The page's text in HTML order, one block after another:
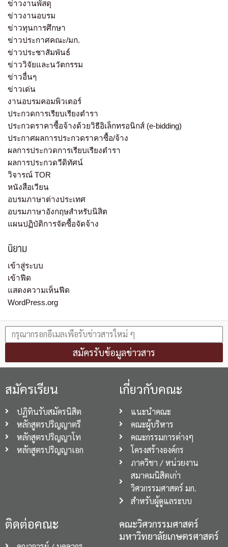
ข่าวงานพัสดุ
ข่าวงานอบรม
ข่าวทุนการศึกษา
ข่าวประกาศคณะ/มก.
ข่าวประชาสัมพันธ์
ข่าววิจัยและนวัตกรรม
ข่าวอื่นๆ
ข่าวเด่น
งานอบรมคอมพิวเตอร์
ประกวดการเรียบเรียงตำรา
ประกวดราคาซื้อจ้างด้วยวิธีอิเล็กทรอนิกส์ (e-bidding)
ประกาศผลการประกวดราคาซื้อ/จ้าง
ผลการประกวดการเรียบเรียงตำรา
ผลการประกวดวีดิทัศน์
วิจารณ์ TOR
หนังสือเวียน
อบรมภาษาต่างประเทศ
อบรมภาษาอังกฤษสำหรับนิสิต
แผนปฏิบัติการจัดซื้อจัดจ้าง
นิยาม
เข้าสู่ระบบ
เข้าฟีด
แสดงความเห็นฟีด
WordPress.org
สมัครรับข้อมูลข่าวสาร
สมัครเรียน
ปฏิทินรับสมัครนิสิต
หลักสูตรปริญญาตรี
หลักสูตรปริญญาโท
หลักสูตรปริญญาเอก
เกี่ยวกับคณะ
แนะนำคณะ
คณะผู้บริหาร
คณะกรรมการต่างๆ
โครงสร้างองค์กร
ภาควิชา / หน่วยงาน
สมาคมนิสิตเก่า
วิศวกรรมศาสตร์ มก.
สำหรับผู้ดูแลระบบ
ติดต่อคณะ
คณะวิศวกรรมศาสตร์
มหาวิทยาลัยเกษตรศาสตร์